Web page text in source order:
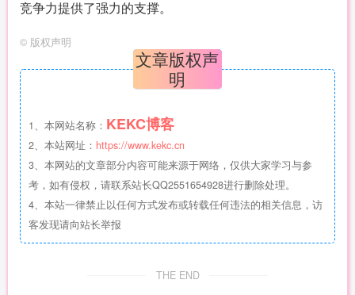
竞争力提供了强力的支撑。
© 版权声明
文章版权声
明
1、本网站名称： KEKC博客
2、本站网址： https://www.kekc.cn
3、本网站的文章部分内容可能来源于网络，仅供大家学习与参
考，如有侵权，请联系站长QQ2551654928进行删除处理。
4、本站一律禁止以任何方式发布或转载任何违法的相关信息，访
客发现请向站长举报
THE END